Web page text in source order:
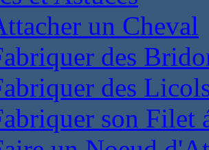
un Cheval
des
des
son Filet